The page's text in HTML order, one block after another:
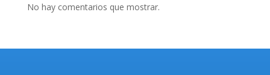
No hay comentarios que mostrar.